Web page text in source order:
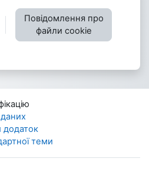
Повідомлення про
файли cookie
додаток
теми